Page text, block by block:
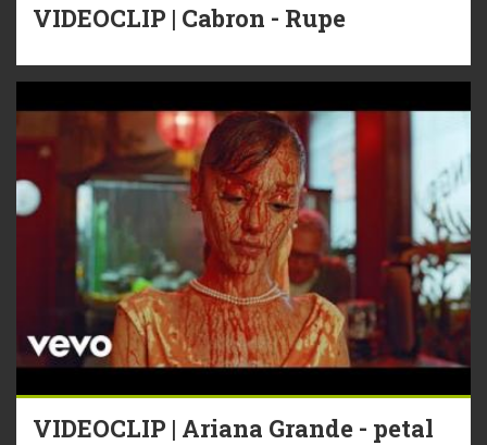
VIDEOCLIP | Cabron - Rupe
VIDEOCLIP | Ariana Grande - petal